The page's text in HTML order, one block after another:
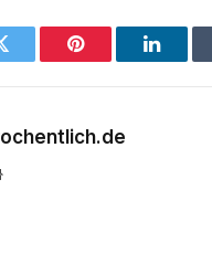
Pinterest
Website